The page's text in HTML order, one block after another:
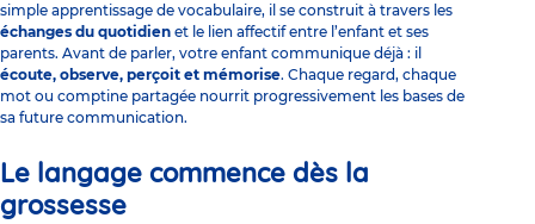
simple apprentissage de vocabulaire, il se construit à travers les
échanges du quotidien et le lien affectif entre l’enfant et ses
parents. Avant de parler, votre enfant communique déjà : il
écoute, observe, perçoit et mémorise. Chaque regard, chaque
mot ou comptine partagée nourrit progressivement les bases de
sa future communication.
Le langage commence dès la
grossesse